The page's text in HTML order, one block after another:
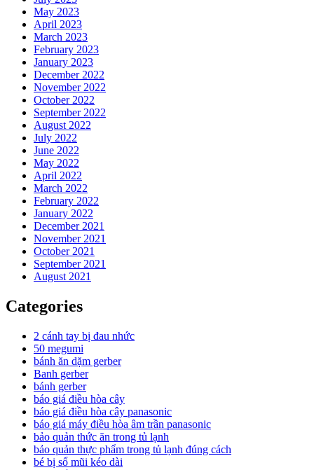
May 2023
April 2023
March 2023
February 2023
January 2023
December 2022
November 2022
October 2022
September 2022
August 2022
July 2022
June 2022
May 2022
April 2022
March 2022
February 2022
January 2022
December 2021
November 2021
October 2021
September 2021
August 2021
Categories
2 cánh tay bị đau nhức
50 megumi
bánh ăn dặm gerber
Banh gerber
bánh gerber
báo giá điều hòa cây
báo giá điều hòa cây panasonic
báo giá máy điều hòa âm trần panasonic
bảo quản thức ăn trong tủ lạnh
bảo quản thực phẩm trong tủ lạnh đúng cách
bé bị sổ mũi kéo dài